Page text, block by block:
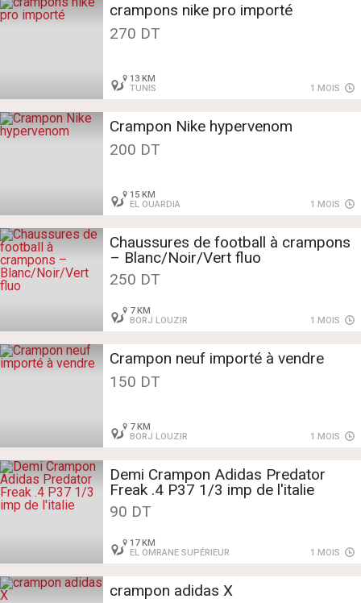
crampons nike pro importé
270 DT
13 KM
TUNIS
1 MOIS
Crampon Nike hypervenom
200 DT
15 KM
EL OUARDIA
1 MOIS
Chaussures de football à crampons
– Blanc/Noir/Vert fluo
250 DT
7 KM
BORJ LOUZIR
1 MOIS
Crampon neuf importé à vendre
150 DT
7 KM
BORJ LOUZIR
1 MOIS
Demi Crampon Adidas Predator
Freak .4 P37 1/3 imp de l'italie
90 DT
17 KM
EL OMRANE SUPÉRIEUR
1 MOIS
crampon adidas X